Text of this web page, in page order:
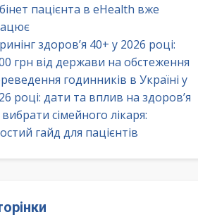
пацієнта в eHealth вже
здоров’я 40+ у 2026 році:
грн від держави на обстеження
годинників в Україні у
році: дати та вплив на здоров’я
сімейного лікаря:
гайд для пацієнтів